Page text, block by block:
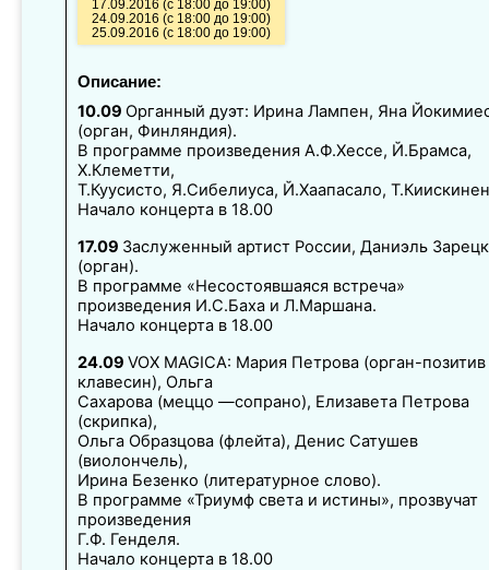
17.09.2016 (с 18:00 до 19:00)
24.09.2016 (с 18:00 до 19:00)
25.09.2016 (с 18:00 до 19:00)
Описание:
10.09 Органный дуэт: Ирина Лампен, Яна
(орган, Финляндия).
В программе произведения А.Ф.Хессе, Й.Брамса,
Х.Клеметти,
Т.Куусисто, Я.Сибелиуса, Й.Хаапасало,
Начало концерта в 18.00
17.09 Заслуженный артист России, Даниэль
(орган).
В программе «Несостоявшаяся встреча»
произведения И.С.Баха и Л.Маршана.
Начало концерта в 18.00
24.09 VOX MAGICA: Мария Петрова (орган-позитив
клавесин), Ольга
Сахарова (меццо —сопрано), Елизавета Петрова
(скрипка),
Ольга Образцова (флейта), Денис Сатушев
(виолончель),
Ирина Безенко (литературное слово).
В программе «Триумф света и истины», прозвучат
произведения
Г.Ф. Генделя.
Начало концерта в 18.00